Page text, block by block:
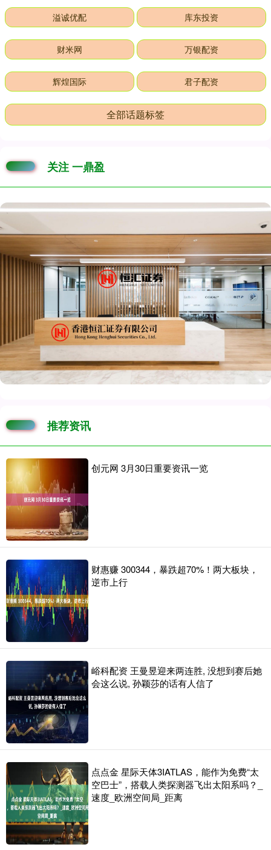
溢诚优配 库东投资
财米网 万银配资
辉煌国际 君子配资
全部话题标签
关注 一鼎盈
推荐资讯
创元网 3月30日重要资讯一览
财惠赚 300344，暴跌超70%！两大板块，
逆市上行
峪科配资 王曼昱迎来两连胜, 没想到赛后她
会这么说, 孙颖莎的话有人信了
点点金 星际天体3IATLAS，能作为免费“太
空巴士”，搭载人类探测器飞出太阳系吗？_
速度_欧洲空间局_距离